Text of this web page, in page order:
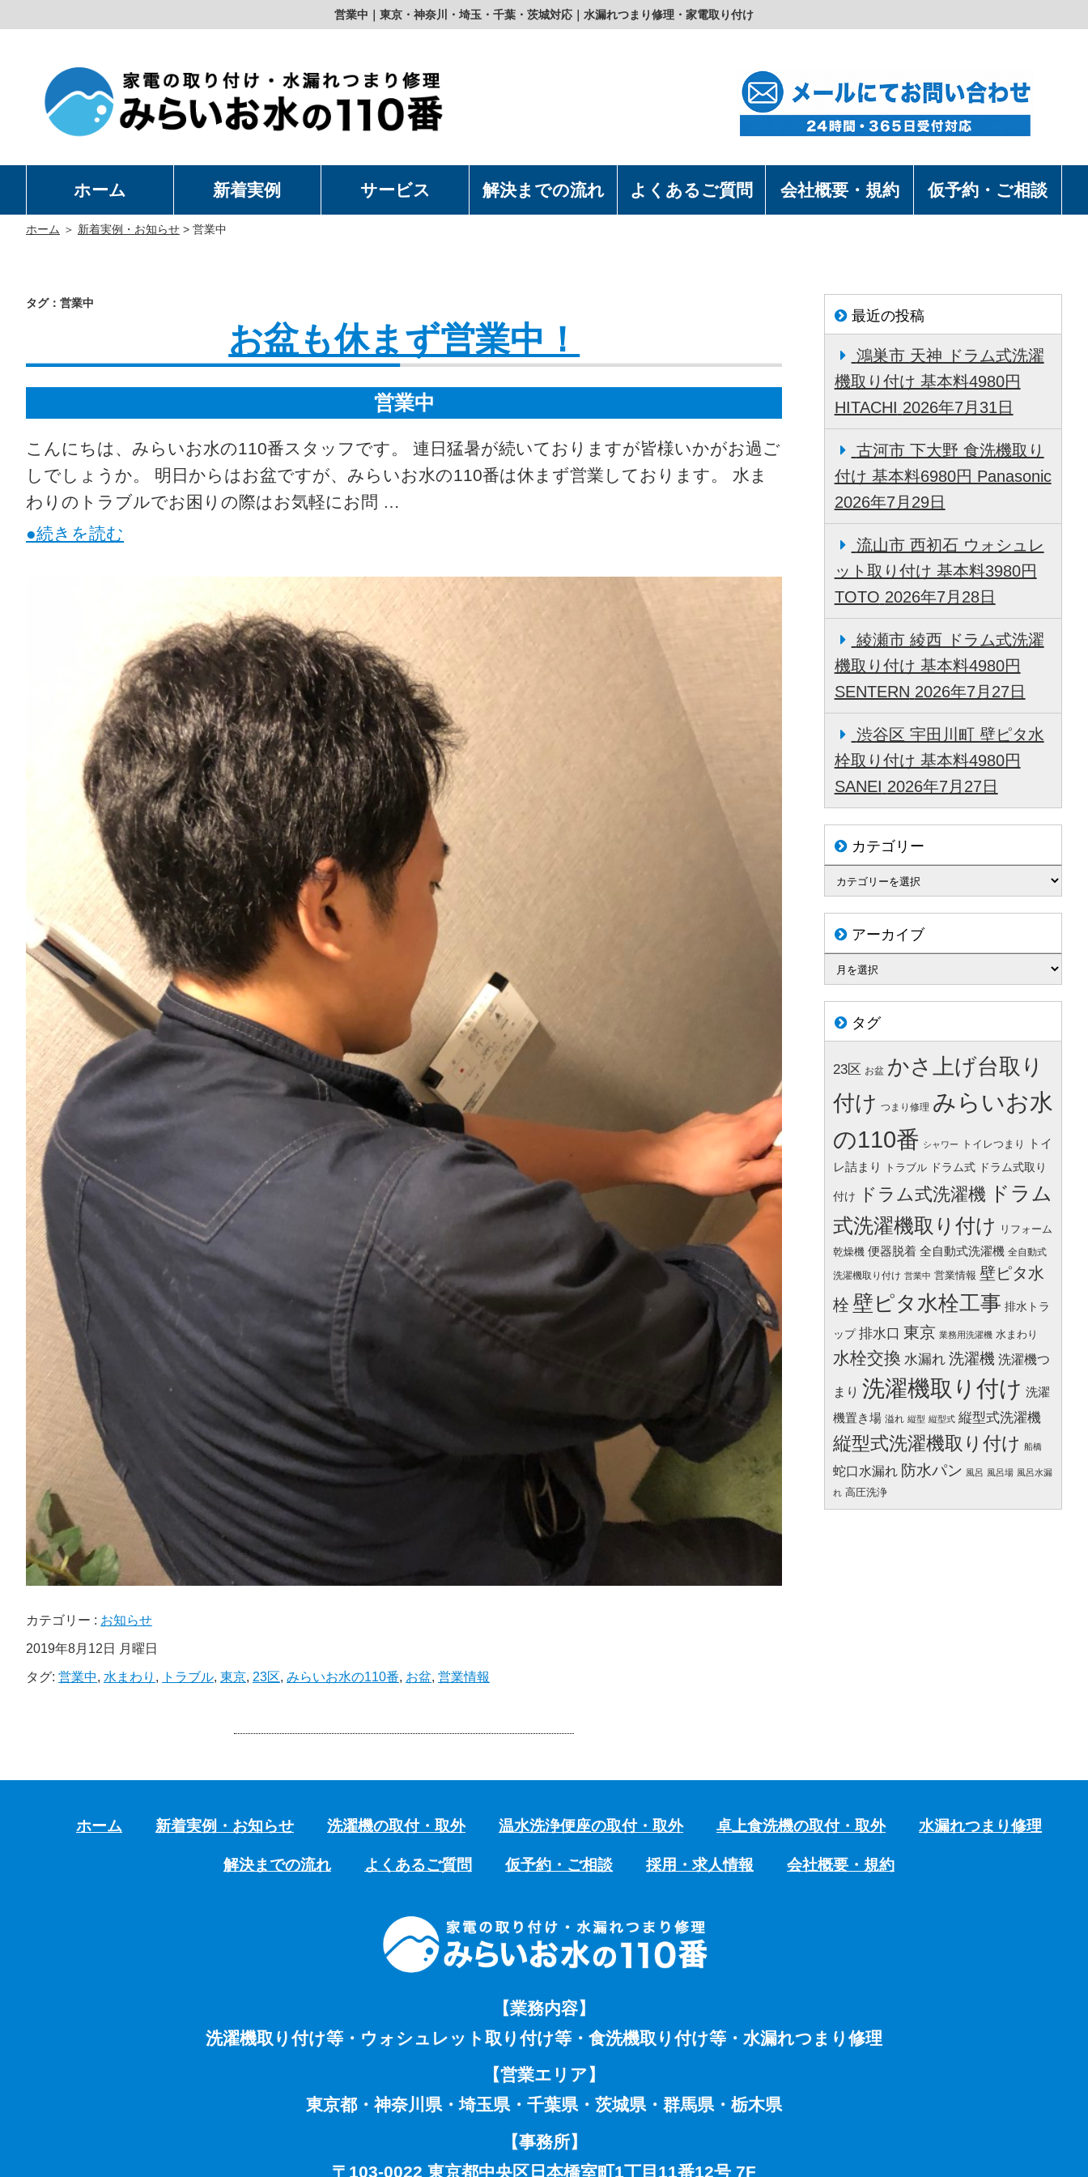
営業中｜東京・神奈川・埼玉・千葉・茨城対応｜水漏れつまり修理・家電取り付け
ホーム 新着実例 サービス 解決までの流れ よくあるご質問 会社概要・規約 仮予約・ご相談
ホーム ＞ 新着実例・お知らせ > 営業中
タグ：営業中
お盆も休まず営業中！
営業中
こんにちは、みらいお水の110番スタッフです。 連日猛暑が続いておりますが皆様いかがお過ご
しでしょうか。 明日からはお盆ですが、みらいお水の110番は休まず営業しております。 水ま
わりのトラブルでお困りの際はお気軽にお問 …
●続きを読む
カテゴリー : お知らせ
2019年8月12日 月曜日
タグ: 営業中, 水まわり , トラブル, 東京, 23区, みらいお水の110番, お盆, 営業情報
最近の投稿
鴻巣市 天神 ドラム式洗濯
機取り付け 基本料4980円
HITACHI 2026年7月31日
古河市 下大野 食洗機取り
付け 基本料6980円 Panasonic
2026年7月29日
流山市 西初石 ウォシュレ
ット取り付け 基本料3980円
TOTO 2026年7月28日
綾瀬市 綾西 ドラム式洗濯
機取り付け 基本料4980円
SENTERN 2026年7月27日
渋谷区 宇田川町 壁ピタ水
栓取り付け 基本料4980円
SANEI 2026年7月27日
カテゴリー
アーカイブ
タグ
23区 お盆 かさ上げ台取り
付け つまり修理 みらいお水
の110番 シャワー トイレつまり
トイ
レ詰まり
トラブル ドラム式 ドラム式取り
付け ドラム式洗濯機 ドラム
式洗濯機取り付け
リフォーム
乾燥機 便器脱着 全自動式洗濯機 全自動式
洗濯機取り付け 営業中 営業情報 壁ピタ水
栓 壁ピタ水栓工事 排水トラ
ップ 排水口 東京 業務用洗濯機 水まわり
水栓交換 水漏れ 洗濯機 洗濯機つ
まり 洗濯機取り付け 洗濯
機置き場 溢れ 縦型 縦型式 縦型式洗濯機
縦型式洗濯機取り付け 船橋
蛇口水漏れ 防水パン 風呂 風呂場 風呂水漏
れ 高圧洗浄
ホーム 新着実例・お知らせ 洗濯機の取付・取外 温水洗浄便座の取付・取外 卓上食洗機の取付・取外 水漏れつまり修理
解決までの流れ よくあるご質問 仮予約・ご相談 採用・求人情報 会社概要・規約
【業務内容】
洗濯機取り付け等・ウォシュレット取り付け等・食洗機取り付け等・水漏れつまり修理
【営業エリア】
東京都・神奈川県・埼玉県・千葉県・茨城県・群馬県・栃木県
【事務所】
〒103-0022 東京都中央区日本橋室町1丁目11番12号 7F